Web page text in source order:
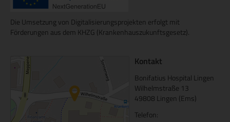
Die Umsetzung von Digitalisierungsprojekten erfolgt mit
Förderungen aus dem KHZG (Krankenhauszukunftsgesetz).
Kontakt
Bonifatius Hospital Lingen
Wilhelmstraße 13
49808 Lingen (Ems)
Telefon: